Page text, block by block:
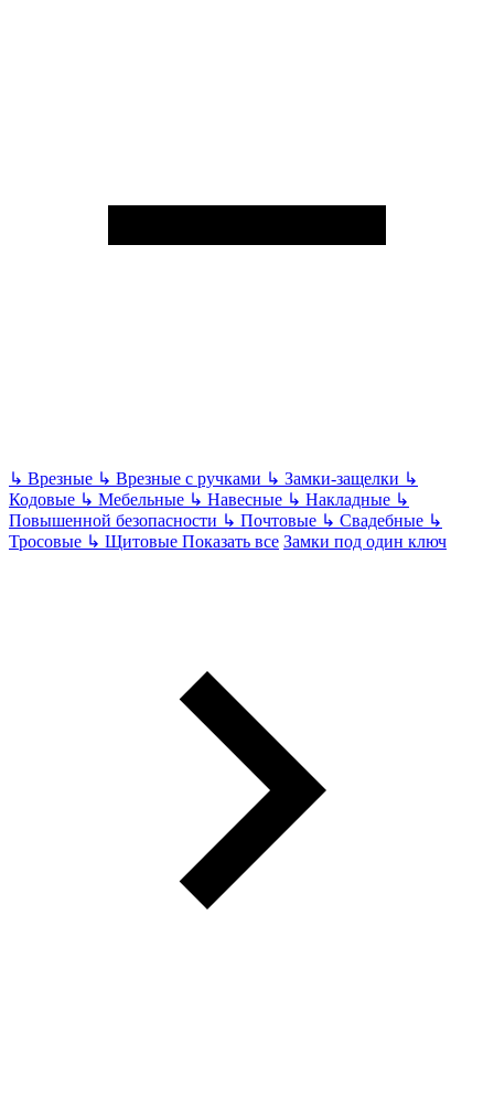
↳ Врезные ↳ Врезные с ручками ↳ Замки-защелки ↳
Кодовые ↳ Мебельные ↳ Навесные ↳ Накладные ↳
Повышенной безопасности ↳ Почтовые ↳ Свадебные ↳
Тросовые ↳ Щитовые Показать все Замки под один ключ